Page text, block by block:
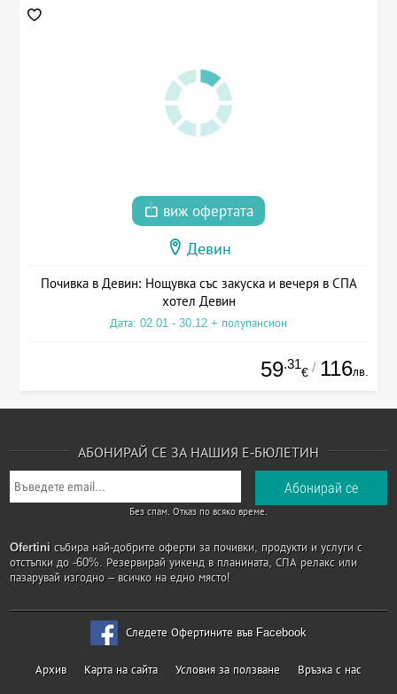
виж офертата
Девин
Почивка в Девин: Нощувка със закуска и вечеря в СПА
хотел Девин
Дата: 02.01 - 30.12 + полупансион
59.31
€ / 116лв.
АБОНИРАЙ СЕ ЗА НАШИЯ Е-БЮЛЕТИН
Без спам. Отказ по всяко време.
Ofertini събира най-добрите оферти за почивки, продукти и услуги с
отстъпки до -60%. Резервирай уикенд в планината, СПА релакс или
пазарувай изгодно – всичко на едно място!
Следете Офертините във Facebook
Архив Карта на сайта Условия за ползване Връзка с нас